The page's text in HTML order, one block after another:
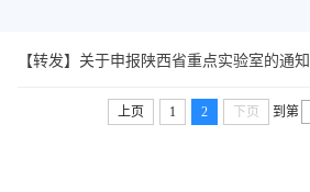
【转发】关于申报陕西省重点实验室的通知
上页 1 2 下页 到第